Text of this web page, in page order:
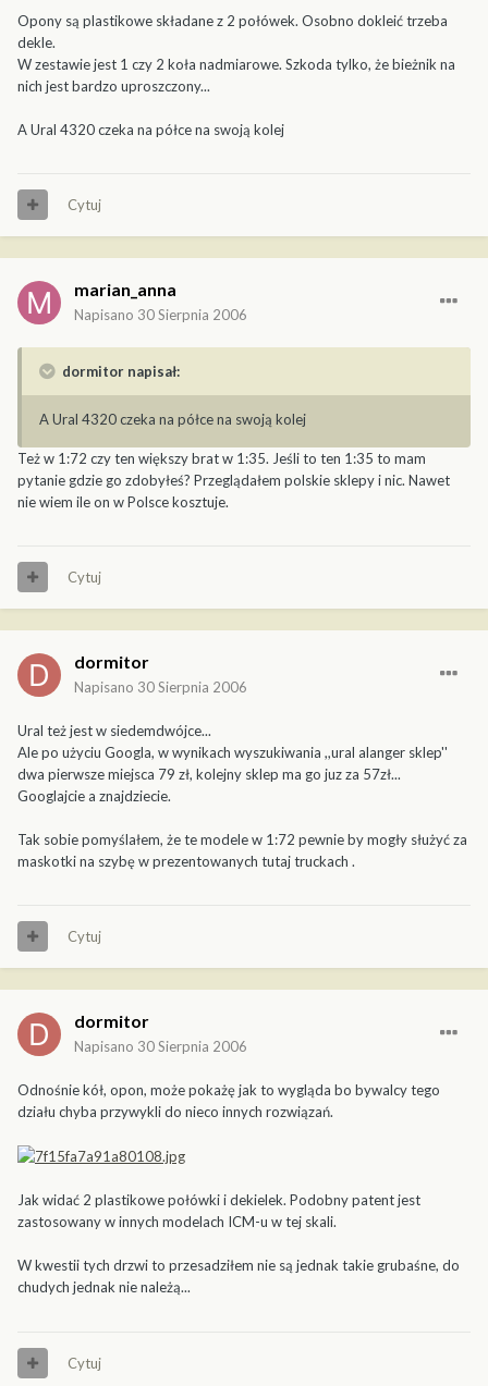
Opony są plastikowe składane z 2 połówek. Osobno dokleić trzeba
dekle.
W zestawie jest 1 czy 2 koła nadmiarowe. Szkoda tylko, że bieżnik na
nich jest bardzo uproszczony...
A Ural 4320 czeka na półce na swoją kolej
Cytuj
marian_anna
Napisano 30 Sierpnia 2006
dormitor napisał:
A Ural 4320 czeka na półce na swoją kolej
Też w 1:72 czy ten większy brat w 1:35. Jeśli to ten 1:35 to mam
pytanie gdzie go zdobyłeś? Przeglądałem polskie sklepy i nic. Nawet
nie wiem ile on w Polsce kosztuje.
Cytuj
dormitor
Napisano 30 Sierpnia 2006
Ural też jest w siedemdwójce...
Ale po użyciu Googla, w wynikach wyszukiwania ,,ural alanger sklep''
dwa pierwsze miejsca 79 zł, kolejny sklep ma go juz za 57zł...
Googlajcie a znajdziecie.
Tak sobie pomyślałem, że te modele w 1:72 pewnie by mogły służyć za
maskotki na szybę w prezentowanych tutaj truckach .
Cytuj
dormitor
Napisano 30 Sierpnia 2006
Odnośnie kół, opon, może pokażę jak to wygląda bo bywalcy tego
działu chyba przywykli do nieco innych rozwiązań.
Jak widać 2 plastikowe połówki i dekielek. Podobny patent jest
zastosowany w innych modelach ICM-u w tej skali.
W kwestii tych drzwi to przesadziłem nie są jednak takie grubaśne, do
chudych jednak nie należą...
Cytuj